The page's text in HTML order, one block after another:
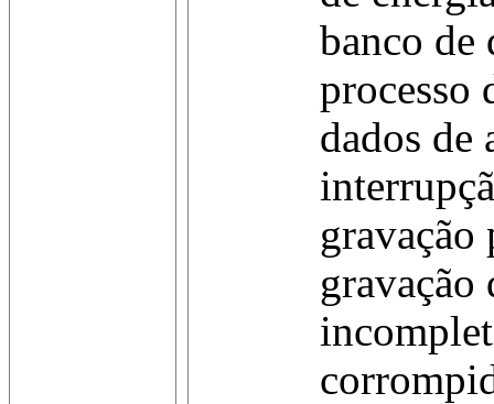
banco de
processo
dados de
gravação
gravação